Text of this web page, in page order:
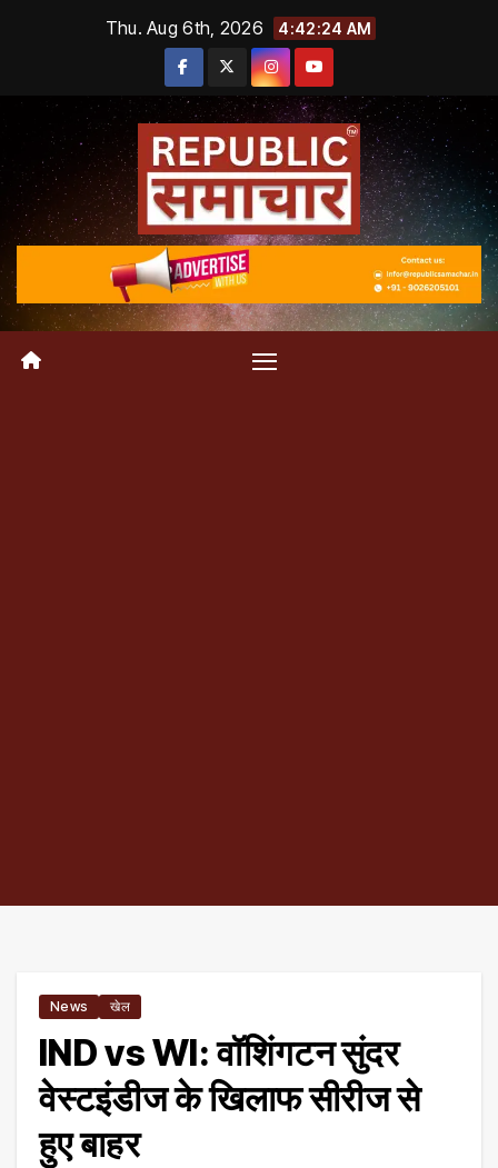
Thu. Aug 6th, 2026 4:42:25 AM
News खेल
IND vs WI: वॉशिंगटन सुंदर
वेस्टइंडीज के खिलाफ सीरीज से
हुए बाहर